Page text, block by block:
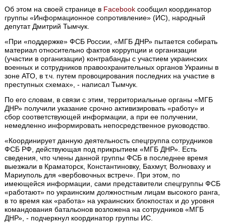
Об этом на своей странице в Facebookсообщил координатор
группы «Информационное сопротивление» (ИС), народный
депутат Дмитрий Тымчук.
«При «поддержке» ФСБ России, «МГБ ДНР» пытается собирать
материал относительно фактов коррупции и организации
(участии в организации) контрабанды с участием украинских
военных и сотрудников правоохранительных органов Украины в
зоне АТО, в т.ч. путем провоцирования последних на участие в
преступных схемах», - написал Тымчук.
По его словам, в связи с этим, территориальные органы «МГБ
ДНР» получили указание срочно активизировать «работу» и
сбор соответствующей информации, а при ее получении,
немедленно информировать непосредственное руководство.
«Координирует данную деятельность спецгруппа сотрудников
ФСБ РФ, действующая под прикрытием «МГБ ДНР». Есть
сведения, что члены данной группы ФСБ в последнее время
выезжали в Краматорск, Константиновку, Бахмут, Волноваху и
Мариуполь для «вербовочных встреч». При этом, по
имеющейся информации, сами представители спецгруппы ФСБ
«работают» по украинским должностным лицам высокого ранга,
в то время как «работа» на украинских блокпостах и до уровня
командования батальонов возложена на сотрудников «МГБ
ДНР», - подчеркнул координатор группы ИС.